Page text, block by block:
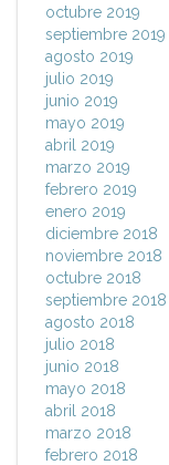
octubre 2019
septiembre 2019
agosto 2019
julio 2019
junio 2019
mayo 2019
abril 2019
marzo 2019
febrero 2019
enero 2019
diciembre 2018
noviembre 2018
octubre 2018
septiembre 2018
agosto 2018
julio 2018
junio 2018
mayo 2018
abril 2018
marzo 2018
febrero 2018